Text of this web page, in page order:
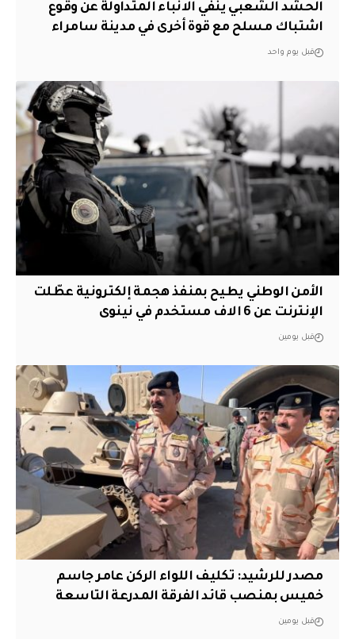
الحشد الشعبي ينفي الانباء المتداولة عن وقوع
اشتباك مسلح مع قوة أخرى في مدينة سامراء
قبل يوم واحد
الأمن الوطني يطيح بمنفذ هجمة إلكترونية عطّلت
الإنترنت عن 6 الاف مستخدم في نينوى
قبل يومين
مصدر للرشيد: تكليف اللواء الركن عامر جاسم
خميس بمنصب قائد الفرقة المدرعة التاسعة
قبل يومين